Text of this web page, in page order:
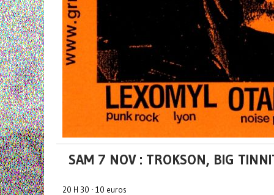
SAM 7 NOV : TROKSON, BIG
20 H 30 - 10 euros